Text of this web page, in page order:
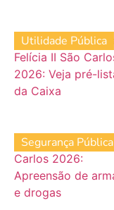
Utilidade Pública
Segurança Pública